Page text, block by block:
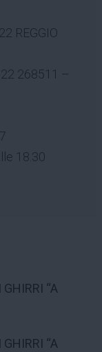
REGGIO
268511 –
18.30
“A
“A